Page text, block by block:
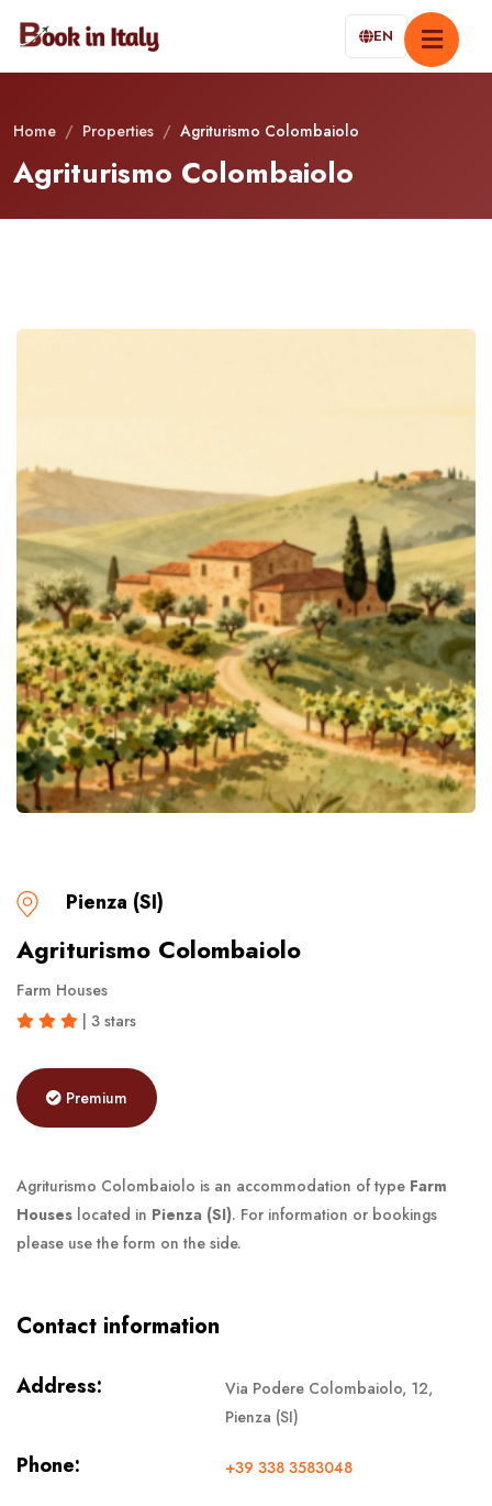
EN
Home / Properties / Agriturismo Colombaiolo
Agriturismo Colombaiolo
Pienza (SI)
Agriturismo Colombaiolo
Farm Houses
| 3 stars
Premium
Agriturismo Colombaiolo is an accommodation of type Farm
Houses located in Pienza (SI). For information or bookings
please use the form on the side.
Contact information
Address:
Via Podere Colombaiolo, 12,
Pienza (SI)
Phone: +39 338 3583048